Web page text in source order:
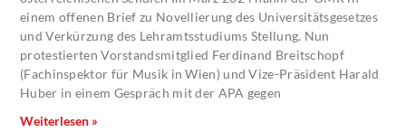
einem offenen Brief zu Novellierung des Universitätsgesetzes
und Verkürzung des Lehramtsstudiums Stellung. Nun
protestierten Vorstandsmitglied Ferdinand Breitschopf
(Fachinspektor für Musik in Wien) und Vize-Präsident Harald
Huber in einem Gespräch mit der APA gegen
Weiterlesen »